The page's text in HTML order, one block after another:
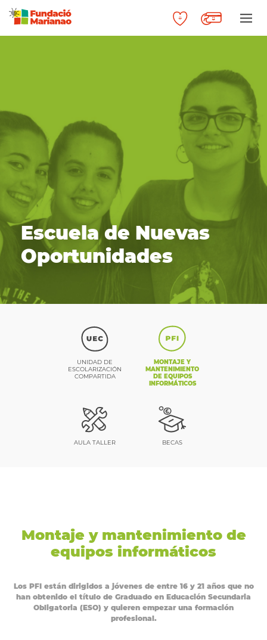
Escuela de Nuevas
Oportunidades
UNIDAD DE
ESCOLARIZACIÓN
COMPARTIDA
MONTAJE Y
MANTENIMIENTO
DE EQUIPOS
INFORMÁTICOS
AULA TALLER BECAS
Montaje y mantenimiento de
equipos informáticos
Los PFI están dirigidos a jóvenes de entre 16 y 21 años que no
han obtenido el título de Graduado en Educación Secundaria
Obligatoria (ESO) y quieren empezar una formación
profesional.